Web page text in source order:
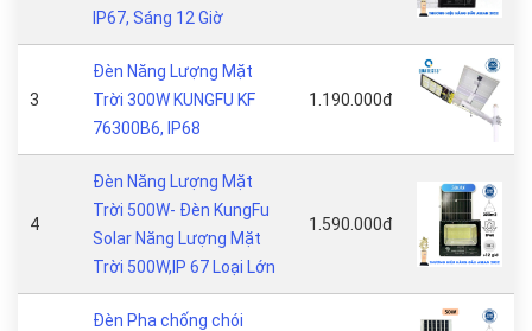
IP67, Sáng 12 Giờ
3
Đèn Năng Lượng Mặt
Trời 300W KUNGFU KF
76300B6, IP68
1.190.000đ
4
Đèn Năng Lượng Mặt
Trời 500W- Đèn KungFu
Solar Năng Lượng Mặt
Trời 500W,IP 67 Loại Lớn
1.590.000đ
Đèn Pha chống chói